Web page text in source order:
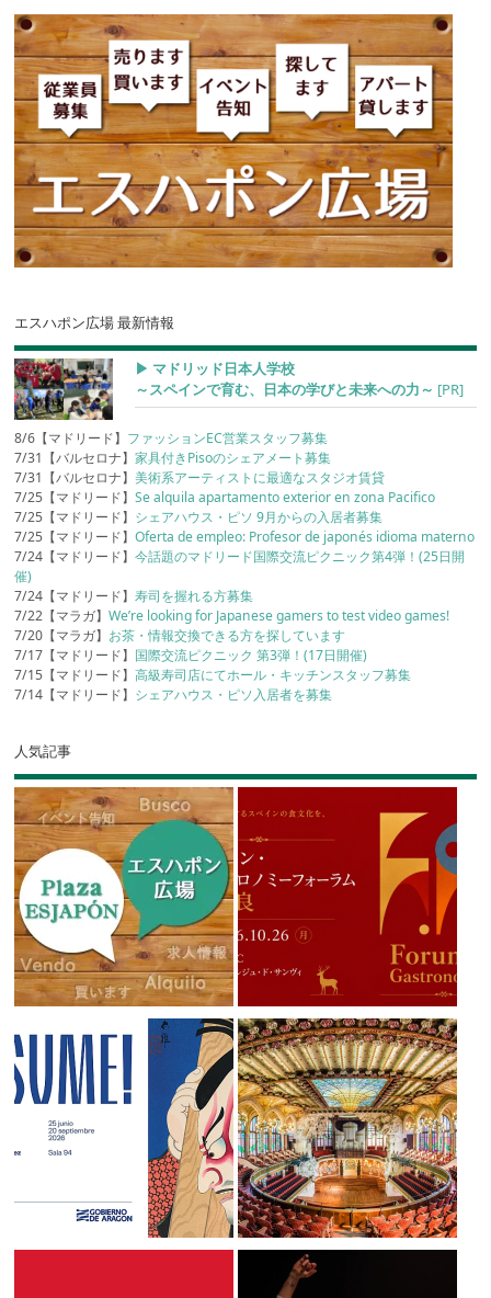
エスハポン広場 最新情報
▶︎ マドリッド日本人学校
～スペインで育む、日本の学びと未来への力～ [PR]
8/6【マドリード】 ファッションEC営業スタッフ募集
7/31【バルセロナ】家具付きPisoのシェアメート募集
7/31【バルセロナ】美術系アーティストに最適なスタジオ賃貸
7/25【マドリード】Se alquila apartamento exterior en zona Pacifico
7/25【マドリード】 シェアハウス・ピソ 9月からの入居者募集
7/25【マドリード】Oferta de empleo: Profesor de japonés idioma materno
7/24【マドリード】今話題のマドリード国際交流ピクニック第4弾！(25日開
催)
7/24【マドリード】寿司を握れる方募集
7/22【マラガ】We’re looking for Japanese gamers to test video games!
7/20【マラガ】 お茶・情報交換できる方を探しています
7/17【マドリード】 国際交流ピクニック 第3弾！(17日開催)
7/15【マドリード】高級寿司店にてホール・キッチンスタッフ募集
7/14【マドリード】 シェアハウス・ピソ入居者を募集
人気記事